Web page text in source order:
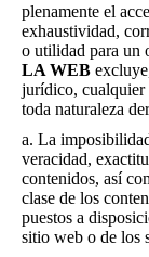
plenamente el
exhaustividad,
o utilidad para un
LA WEB
jurídico, cualquier
toda naturaleza
a. La
veracidad,
contenidos, así
clase de los
puestos a
sitio web o de los